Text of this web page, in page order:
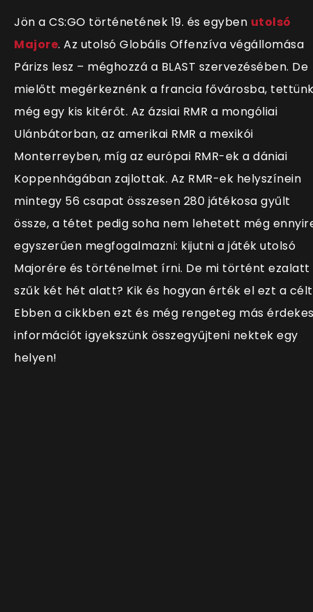
Jön a CS:GO történetének 19. és egyben utolsó
Majore. Az utolsó Globális Offenzíva végállomása
Párizs lesz – méghozzá a BLAST szervezésében. De
mielőtt megérkeznénk a francia fővárosba,
még egy kis kitérőt. Az ázsiai RMR a mongóliai
Ulánbátorban, az amerikai RMR a mexikói
Monterreyben, míg az európai RMR-ek a dániai
Koppenhágában zajlottak. Az RMR-ek helyszínein
mintegy 56 csapat összesen 280 játékosa gyűlt
össze, a tétet pedig soha nem lehetett még
egyszerűen megfogalmazni: kijutni a játék utolsó
Majorére és történelmet írni. De mi történt ezalatt
szűk két hét alatt? Kik és hogyan érték el ezt a
Ebben a cikkben ezt és még rengeteg más
információt igyekszünk összegyűjteni nektek egy
helyen!